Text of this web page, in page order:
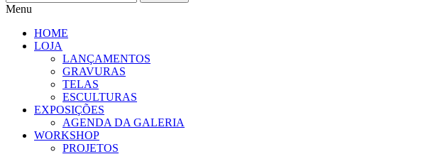
Menu
HOME
LOJA
LANÇAMENTOS
GRAVURAS
TELAS
ESCULTURAS
EXPOSIÇÕES
AGENDA DA GALERIA
WORKSHOP
PROJETOS